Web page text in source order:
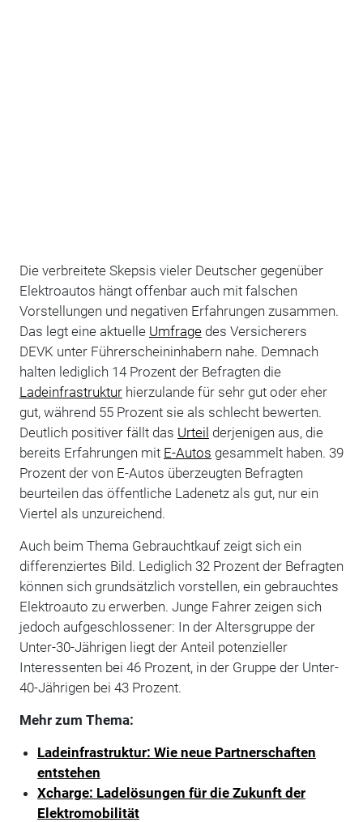
Die verbreitete Skepsis vieler Deutscher gegenüber
Elektroautos hängt offenbar auch mit falschen
Vorstellungen und negativen Erfahrungen zusammen.
Das legt eine aktuelle Umfragedes Versicherers
DEVK unter Führerscheininhabern nahe. Demnach
halten lediglich 14 Prozent der Befragten die
Ladeinfrastrukturhierzulande für sehr gut oder eher
gut, während 55 Prozent sie als schlecht bewerten.
Deutlich positiver fällt das Urteil derjenigen aus, die
bereits Erfahrungen mit E-Autos gesammelt haben. 39
Prozent der von E-Autos überzeugten Befragten
beurteilen das öffentliche Ladenetz als gut, nur ein
Viertel als unzureichend.
Auch beim Thema Gebrauchtkauf zeigt sich ein
differenziertes Bild. Lediglich 32 Prozent der Befragten
können sich grundsätzlich vorstellen, ein gebrauchtes
Elektroauto zu erwerben. Junge Fahrer zeigen sich
jedoch aufgeschlossener: In der Altersgruppe der
Unter-30-Jährigen liegt der Anteil potenzieller
Interessenten bei 46 Prozent, in der Gruppe der Unter-
40-Jährigen bei 43 Prozent.
Mehr zum Thema:
Ladeinfrastruktur: Wie neue Partnerschaften
entstehen
Xcharge: Ladelösungen für die Zukunft der
Elektromobilität